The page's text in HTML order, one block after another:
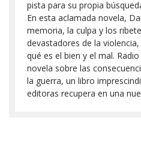
pista para su propia
En esta aclamada novela,
memoria, la culpa y los
devastadores de la
qué es el bien y el mal.
novela sobre las
la guerra, un libro
editoras recupera en una